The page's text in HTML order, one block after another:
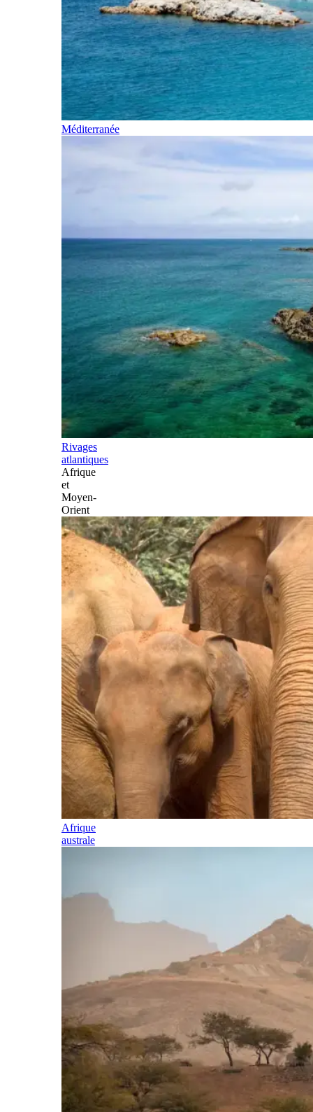
Méditerranée
Rivages
atlantiques
Afrique
et
Moyen-
Orient
Afrique
australe